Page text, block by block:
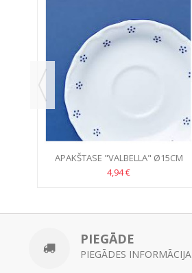
APAKŠTASE "VALBELLA" Ø15CM
PORCELĀNS
4,94 €
PIEGĀDE
PIEGĀDES INFORMĀCIJA